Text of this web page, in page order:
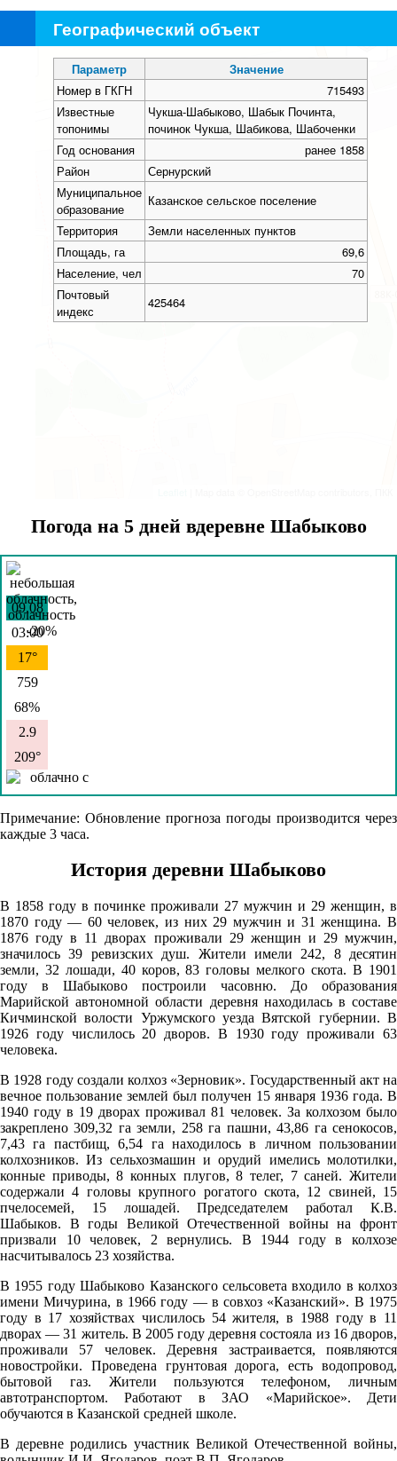
Географический объект
Параметр
Значение
Номер в ГКГН
715493
Известные
топонимы
Чукша-Шабыково, Шабык Починта,
починок Чукша, Шабикова, Шабоченки
Год основания
ранее 1858
Район
Сернурский
Муниципальное
образование
Казанское сельское поселение
Территория
Земли населенных пунктов
Площадь, га
69,6
Население, чел
70
Почтовый
индекс
425464
Погода на 5 дней вдеревне Шабыково
09.08
03:00
17°
759
68%
2.9
209°
09.08
06:00
74%
2.2
229°
09.08
09:00
20.1°
759
67%
4.3
268°
09.08
12:00
21.1°
759
63%
4.2
274°
09.08
Примечание: Обновление прогноза погоды производится через
каждые 3 часа.
История деревни Шабыково
В 1858 году в починке проживали 27 мужчин и 29 женщин, в
1870 году — 60 человек, из них 29 мужчин и 31 женщина. В
1876 году в 11 дворах проживали 29 женщин и 29 мужчин,
значилось 39 ревизских душ. Жители имели 242, 8 десятин
земли, 32 лошади, 40 коров, 83 головы мелкого скота. В 1901
году в Шабыково построили часовню. До образования
Марийской автономной области деревня находилась в составе
Кичминской волости Уржумского уезда Вятской губернии. В
1926 году числилось 20 дворов. В 1930 году проживали 63
человека.
В 1928 году создали колхоз «Зерновик». Государственный акт на
вечное пользование землей был получен 15 января 1936 года. В
1940 году в 19 дворах проживал 81 человек. За колхозом было
закреплено 309,32 га земли, 258 га пашни, 43,86 га сенокосов,
7,43 га пастбищ, 6,54 га находилось в личном пользовании
колхозников. Из сельхозмашин и орудий имелись молотилки,
конные приводы, 8 конных плугов, 8 телег, 7 саней. Жители
содержали 4 головы крупного рогатого скота, 12 свиней, 15
пчелосемей, 15 лошадей. Председателем работал К.В.
Шабыков. В годы Великой Отечественной войны на фронт
призвали 10 человек, 2 вернулись. В 1944 году в колхозе
насчитывалось 23 хозяйства.
В 1955 году Шабыково Казанского сельсовета входило в колхоз
имени Мичурина, в 1966 году — в совхоз «Казанский». В 1975
году в 17 хозяйствах числилось 54 жителя, в 1988 году в 11
дворах — 31 житель. В 2005 году деревня состояла из 16 дворов,
проживали 57 человек. Деревня застраивается, появляются
новостройки. Проведена грунтовая дорога, есть водопровод,
бытовой газ. Жители пользуются телефоном, личным
автотранспортом. Работают в ЗАО «Марийское». Дети
обучаются в Казанской средней школе.
В деревне родились участник Великой Отечественной войны,